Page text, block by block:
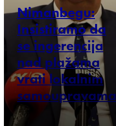
Nimanbegu:
Insistiramo da
se ingerencija
nad plažama
vrati lokalnim
samoupravama